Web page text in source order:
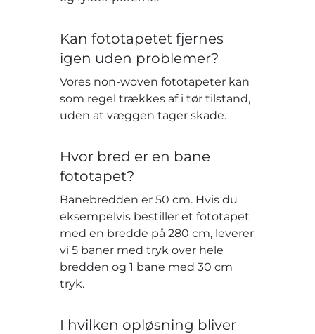
Kan fototapetet fjernes
igen uden problemer?
Vores non-woven fototapeter kan
som regel trækkes af i tør tilstand,
uden at væggen tager skade.
Hvor bred er en bane
fototapet?
Banebredden er 50 cm. Hvis du
eksempelvis bestiller et fototapet
med en bredde på 280 cm, leverer
vi 5 baner med tryk over hele
bredden og 1 bane med 30 cm
tryk.
I hvilken opløsning bliver